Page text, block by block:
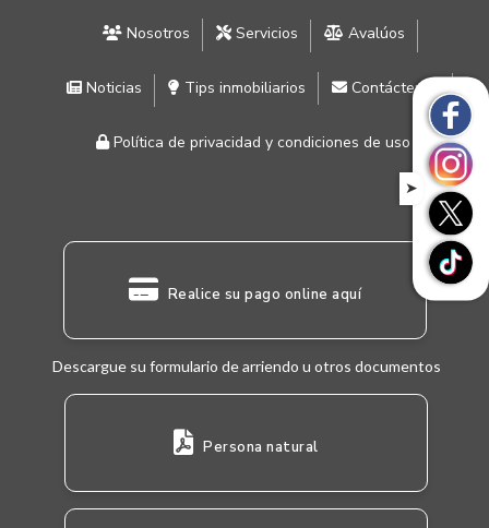
Nosotros Servicios Avalúos
Noticias Tips inmobiliarios Contáctenos
Política de privacidad y condiciones de uso
Realice su pago online aquí
Descargue su formulario de arriendo u otros documentos
Persona natural
➤